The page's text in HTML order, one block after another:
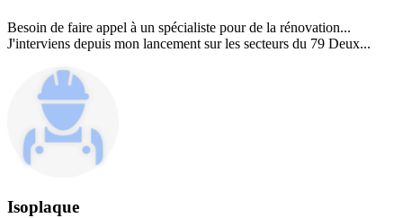
Besoin de faire appel à un spécialiste pour de la rénovation...
J'interviens depuis mon lancement sur les secteurs du 79 Deux...
Isoplaque